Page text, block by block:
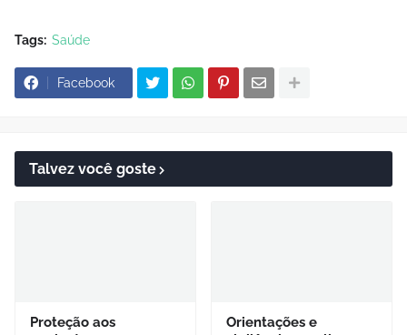
Tags: Saúde
Facebook
Talvez você goste
Proteção aos
Orientações e